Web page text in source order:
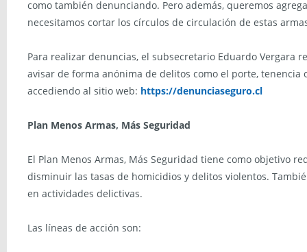
como también denunciando. Pero además, queremos
necesitamos cortar los círculos de circulación de estas
Para realizar denuncias, el subsecretario Eduardo Vergara
avisar de forma anónima de delitos como el porte,
accediendo al sitio web: https://denunciaseguro.cl
Plan Menos Armas, Más Seguridad
El Plan Menos Armas, Más Seguridad tiene como objetivo
disminuir las tasas de homicidios y delitos violentos.
en actividades delictivas.
Las líneas de acción son: